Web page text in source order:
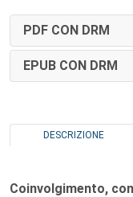
PDF CON DRM
EPUB CON DRM
DESCRIZIONE
Coinvolgimento,